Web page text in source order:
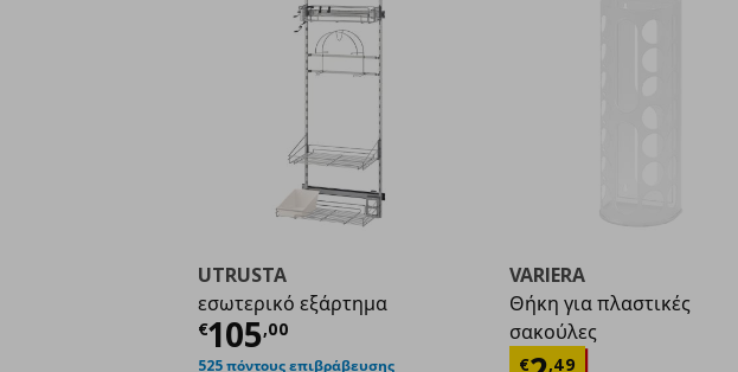
UTRUSTA
εσωτερικό εξάρτημα
€105,00
Τρέχουσα τιμή € 105,00
525 πόντους επιβράβευσης
VARIERA
Θήκη για πλαστικές
σακούλες
€ ,49